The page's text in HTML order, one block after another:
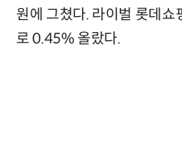
원에 그쳤다. 라이벌 롯데
로 0.45% 올랐다.